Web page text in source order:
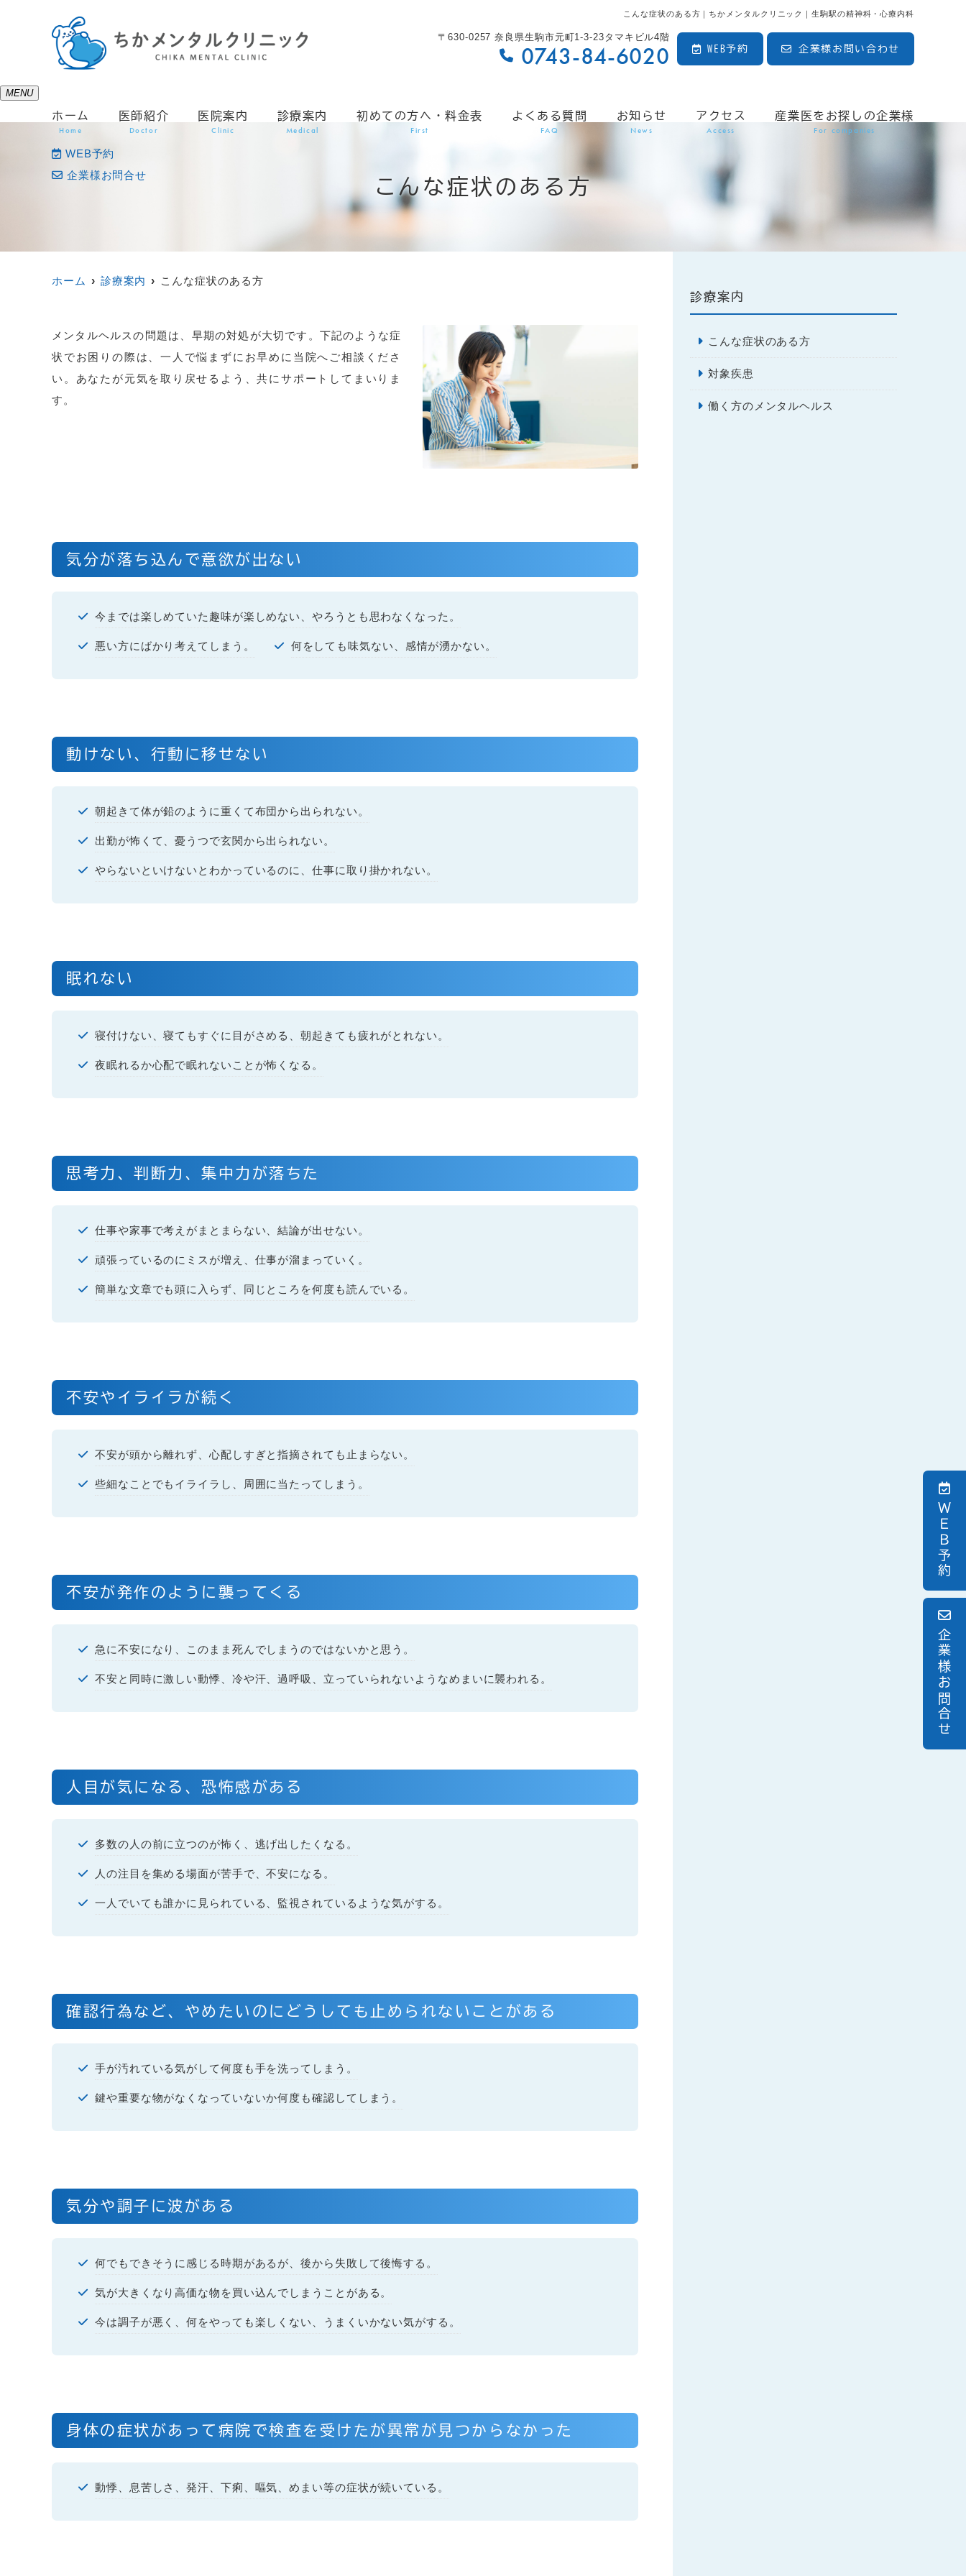
こんな症状のある方｜ちかメンタルクリニック｜生駒駅の精神科・心療内科
〒630-0257 奈良県生駒市元町1-3-23タマキビル4階
0743-84-6020 WEB予約 企業様お問い合わせ
ＷＥＢ予約
企業様お問合せ
MENU
ホーム
Home
医師紹介
Doctor
医院案内
Clinic
診療案内
Medical
初めての方へ・料金表
First
よくある質問
FAQ
お知らせ
News
アクセス
Access
産業医をお探しの企業様
For companies
WEB予約
企業様お問合せ
こんな症状のある方
ホーム 診療案内 こんな症状のある方
メンタルヘルスの問題は、早期の対処が大切です。下記のような症
状でお困りの際は、一人で悩まずにお早めに当院へご相談くださ
い。あなたが元気を取り戻せるよう、共にサポートしてまいりま
す。
気分が落ち込んで意欲が出ない
今までは楽しめていた趣味が楽しめない、やろうとも思わなくなった。
悪い方にばかり考えてしまう。 何をしても味気ない、感情が湧かない。
動けない、行動に移せない
朝起きて体が鉛のように重くて布団から出られない。
出勤が怖くて、憂うつで玄関から出られない。
やらないといけないとわかっているのに、仕事に取り掛かれない。
眠れない
寝付けない、寝てもすぐに目がさめる、朝起きても疲れがとれない。
夜眠れるか心配で眠れないことが怖くなる。
思考力、判断力、集中力が落ちた
仕事や家事で考えがまとまらない、結論が出せない。
頑張っているのにミスが増え、仕事が溜まっていく。
簡単な文章でも頭に入らず、同じところを何度も読んでいる。
不安やイライラが続く
不安が頭から離れず、心配しすぎと指摘されても止まらない。
些細なことでもイライラし、周囲に当たってしまう。
不安が発作のように襲ってくる
急に不安になり、このまま死んでしまうのではないかと思う。
不安と同時に激しい動悸、冷や汗、過呼吸、立っていられないようなめまいに襲われる。
人目が気になる、恐怖感がある
多数の人の前に立つのが怖く、逃げ出したくなる。
人の注目を集める場面が苦手で、不安になる。
一人でいても誰かに見られている、監視されているような気がする。
確認行為など、やめたいのにどうしても止められないことがある
手が汚れている気がして何度も手を洗ってしまう。
鍵や重要な物がなくなっていないか何度も確認してしまう。
気分や調子に波がある
何でもできそうに感じる時期があるが、後から失敗して後悔する。
気が大きくなり高価な物を買い込んでしまうことがある。
今は調子が悪く、何をやっても楽しくない、うまくいかない気がする。
身体の症状があって病院で検査を受けたが異常が見つからなかった
動悸、息苦しさ、発汗、下痢、嘔気、めまい等の症状が続いている。
診療案内
こんな症状のある方
対象疾患
働く方のメンタルヘルス